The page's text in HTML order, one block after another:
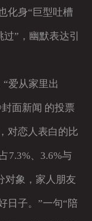
化身“巨型吐槽
”，幽默表达引
爱从家里出
面新闻 的投票
对恋人表白的比
7.3%、3.6%与
对象，家人朋友
日子。”一句“陪